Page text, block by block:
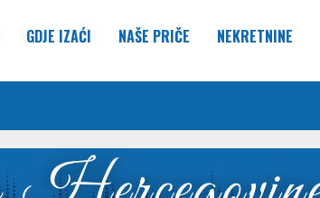
GDJE IZAĆI NAŠE PRIČE NEKRETNINE